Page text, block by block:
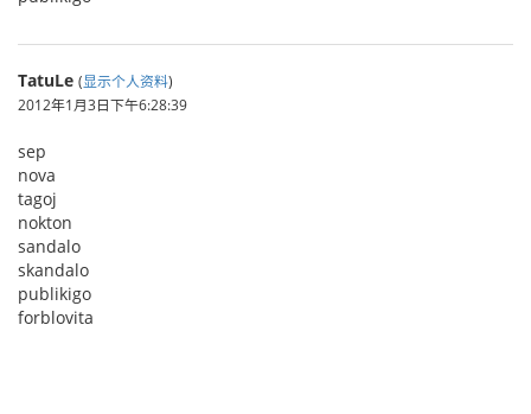
TatuLe (显示个人资料)
2012年1月3日下午6:28:39
sep
nova
tagoj
nokton
sandalo
skandalo
publikigo
forblovita